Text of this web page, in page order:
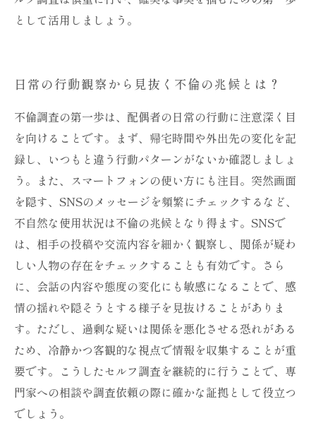
として活用しましょう。
日常の行動観察から見抜く不倫の兆候とは？
不倫調査の第一歩は、配偶者の日常の行動に注意深く目
を向けることです。まず、帰宅時間や外出先の変化を記
録し、いつもと違う行動パターンがないか確認しましょ
う。また、スマートフォンの使い方にも注目。突然画面
を隠す、SNSのメッセージを頻繁にチェックするなど、
不自然な使用状況は不倫の兆候となり得ます。SNSで
は、相手の投稿や交流内容を細かく観察し、関係が疑わ
しい人物の存在をチェックすることも有効です。さら
に、会話の内容や態度の変化にも敏感になることで、感
情の揺れや隠そうとする様子を見抜けることがありま
す。ただし、過剰な疑いは関係を悪化させる恐れがある
ため、冷静かつ客観的な視点で情報を収集することが重
要です。こうしたセルフ調査を継続的に行うことで、専
門家への相談や調査依頼の際に確かな証拠として役立つ
でしょう。